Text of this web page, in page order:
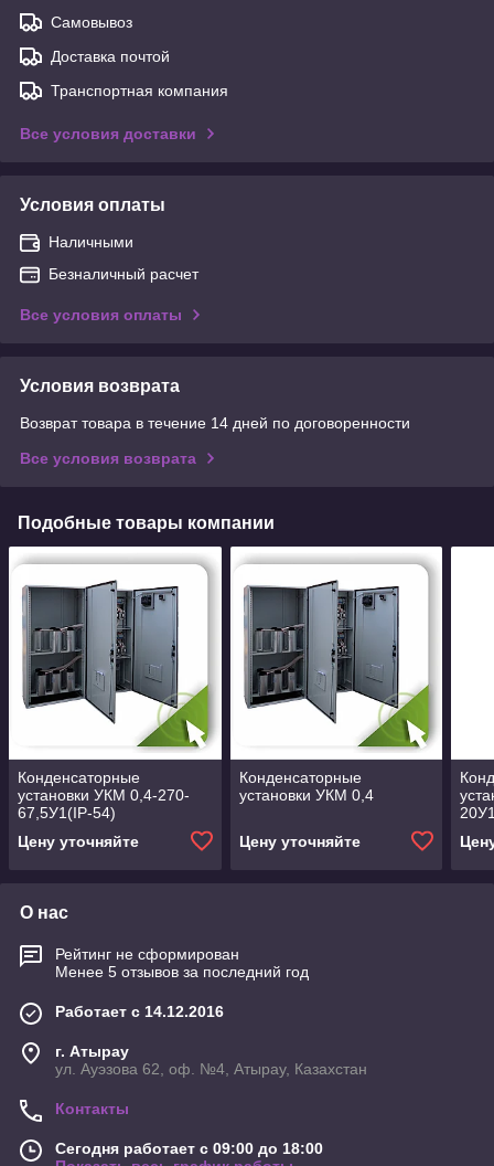
Самовывоз
Доставка почтой
Транспортная компания
Все условия доставки
Условия оплаты
Наличными
Безналичный расчет
Все условия оплаты
Условия возврата
Возврат товара в течение 14 дней по договоренности
Все условия возврата
Подобные товары компании
Конденсаторные
установки УКМ 0,4-270-
67,5У1(IP-54)
Цену уточняйте
Конденсаторные
установки УКМ 0,4
Цену уточняйте
О нас
Рейтинг не сформирован
Менее 5 отзывов за последний год
Работает с 14.12.2016
г. Атырау
ул. Ауэзова 62, оф. №4, Атырау, Казахстан
Контакты
Сегодня работает с 09:00 до 18:00